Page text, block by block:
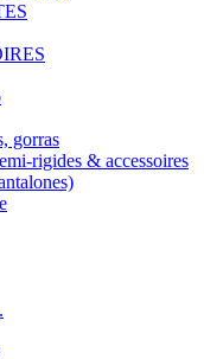
gorras
rigides & accessoires